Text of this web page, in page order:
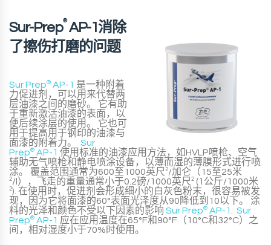
Sur-Prep® AP-1消除
了擦伤打磨的问题
Sur Prep® AP-1 是一种附着
力促进剂，可以用来代替两
层油漆之间的磨砂。 它有助
于重新激活油漆的表面，以
便后续涂层的使用。 它也可
用于提高用于钢印的油漆与
面漆的附着力。 Sur
Prep® AP-1 使用标准的油漆应用方法，如HVLP喷枪、空气
辅助无气喷枪和静电喷涂设备，以薄而湿的薄膜形式进行喷
涂。 覆盖范围通常为600至1000英尺 2/加仑（15至25米
2/l），飞走的重量通常小于0.2磅/1000英尺 2 (1公斤/1000米
2). 在使用时，促进剂会形成细小的白灰色粉末，很容易被发
现，因为它将面漆的60°表面光泽度从90降低到10以下。 涂
料的光泽和颜色不受以下因素的影响 Sur Prep® AP-1
Sur
Prep® AP-1 应在应用温度在65°F和90°F（10°C和32°C）之
间，相对湿度小于70%时使用。